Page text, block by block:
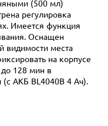
(500 мл)
регулировка
Имеется функция
Оснащен
видимости места
на корпусе
128 мин в
АКБ BL4040B 4 Ач).